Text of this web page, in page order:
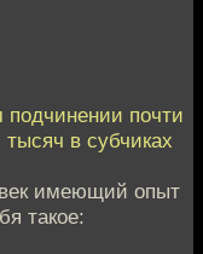
почти
в субчиках
имеющий опыт
такое: